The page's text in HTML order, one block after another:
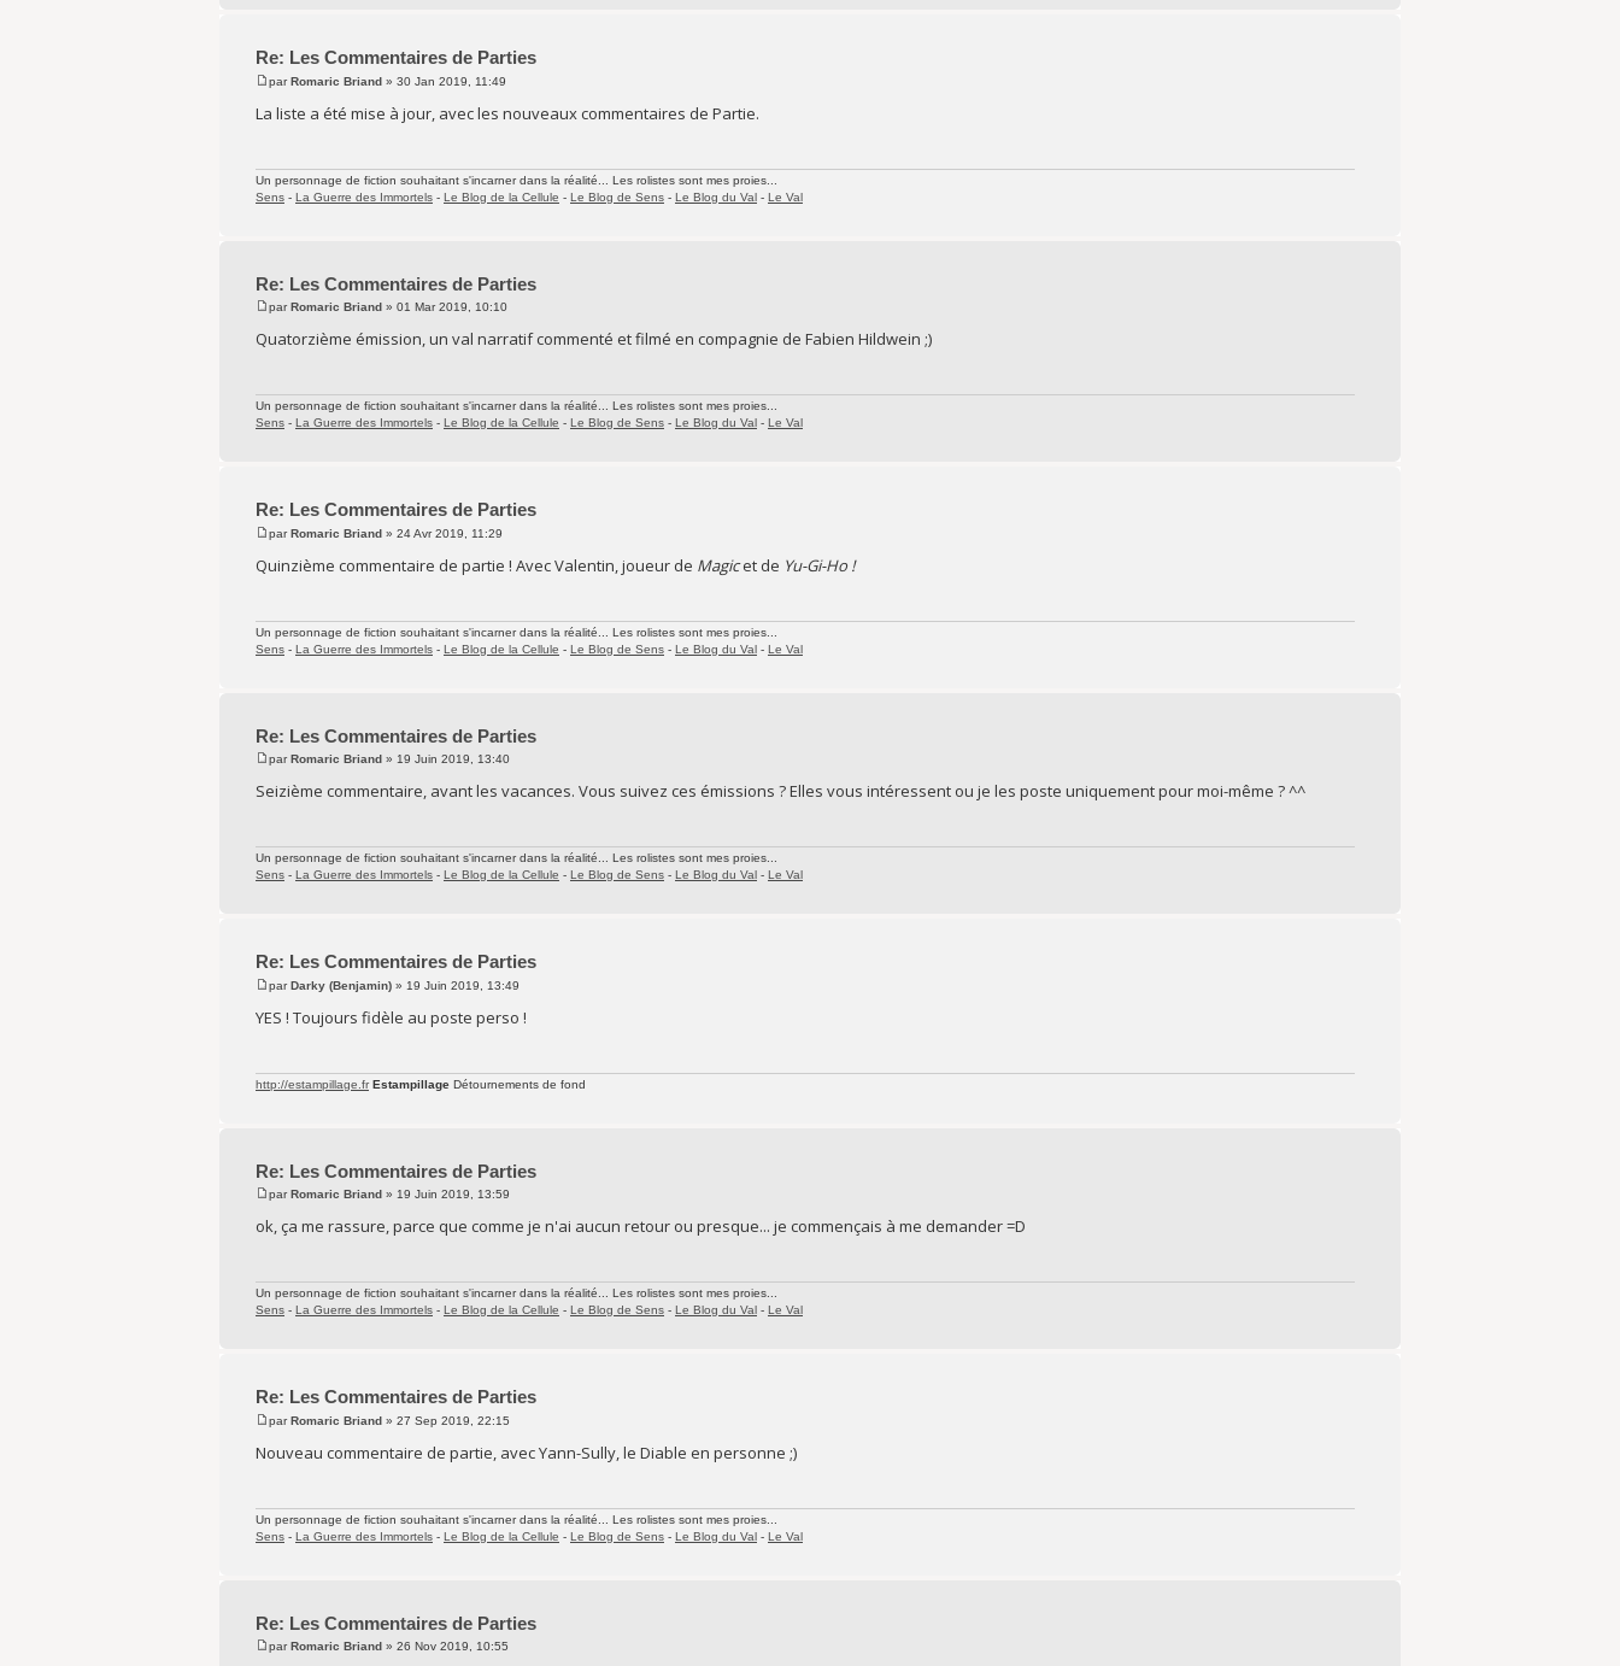
Re: Les Commentaires de Parties
parRomaric Briand » 30 Jan 2019, 11:49
La liste a été mise à jour, avec les nouveaux commentaires de Partie.
Un personnage de fiction souhaitant s'incarner dans la réalité... Les rolistes sont mes proies...
Sens - La Guerre des Immortels - Le Blog de la Cellule - Le Blog de Sens - Le Blog du Val - Le Val
Re: Les Commentaires de Parties
parRomaric Briand » 01 Mar 2019, 10:10
Quatorzième émission, un val narratif commenté et filmé en compagnie de Fabien Hildwein ;)
Un personnage de fiction souhaitant s'incarner dans la réalité... Les rolistes sont mes proies...
Sens - La Guerre des Immortels - Le Blog de la Cellule - Le Blog de Sens - Le Blog du Val - Le Val
Re: Les Commentaires de Parties
parRomaric Briand » 24 Avr 2019, 11:29
Quinzième commentaire de partie ! Avec Valentin, joueur de Magicet de Yu-Gi-Ho !
Un personnage de fiction souhaitant s'incarner dans la réalité... Les rolistes sont mes proies...
Sens - La Guerre des Immortels - Le Blog de la Cellule - Le Blog de Sens - Le Blog du Val - Le Val
Re: Les Commentaires de Parties
parRomaric Briand » 19 Juin 2019, 13:40
Seizième commentaire, avant les vacances. Vous suivez ces émissions ? Elles vous intéressent ou je les poste uniquement pour moi-même ? ^^
Un personnage de fiction souhaitant s'incarner dans la réalité... Les rolistes sont mes proies...
Sens - La Guerre des Immortels - Le Blog de la Cellule - Le Blog de Sens - Le Blog du Val - Le Val
Re: Les Commentaires de Parties
parDarky (Benjamin) » 19 Juin 2019, 13:49
YES ! Toujours fidèle au poste perso !
http://estampillage.fr Estampillage Détournements de fond
Re: Les Commentaires de Parties
parRomaric Briand » 19 Juin 2019, 13:59
ok, ça me rassure, parce que comme je n'ai aucun retour ou presque... je commençais à me demander =D
Un personnage de fiction souhaitant s'incarner dans la réalité... Les rolistes sont mes proies...
Sens - La Guerre des Immortels - Le Blog de la Cellule - Le Blog de Sens - Le Blog du Val - Le Val
Re: Les Commentaires de Parties
parRomaric Briand » 27 Sep 2019, 22:15
Nouveau commentaire de partie, avec Yann-Sully, le Diable en personne ;)
Un personnage de fiction souhaitant s'incarner dans la réalité... Les rolistes sont mes proies...
Sens - La Guerre des Immortels - Le Blog de la Cellule - Le Blog de Sens - Le Blog du Val - Le Val
Re: Les Commentaires de Parties
parRomaric Briand » 26 Nov 2019, 10:55